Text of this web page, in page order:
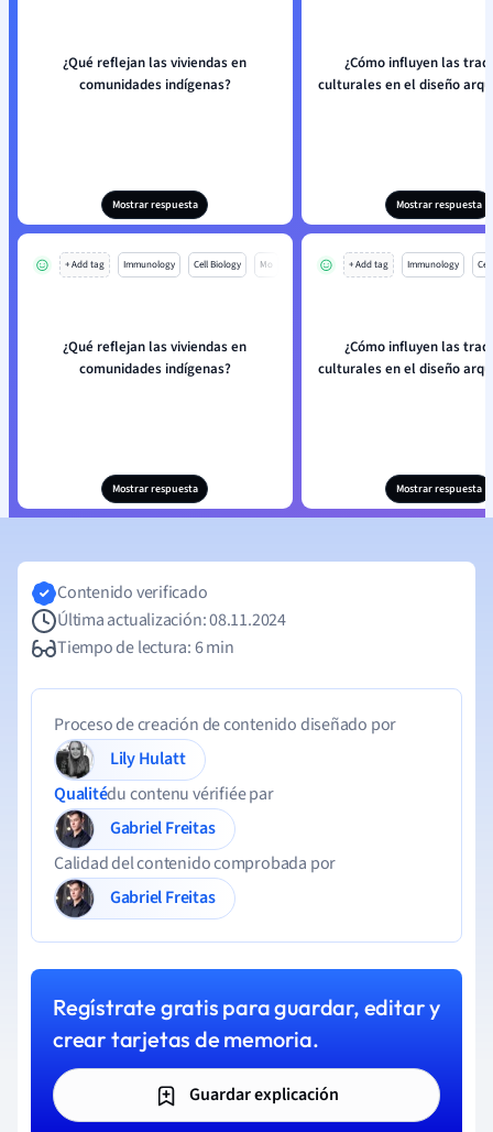
¿Qué reflejan las viviendas en
comunidades indígenas?
Mostrar respuesta
¿Cómo influyen las
culturales en el diseño
Mostrar respuesta
+ Add tag Immunology Cell Biology Mo
¿Qué reflejan las viviendas en
comunidades indígenas?
Mostrar respuesta
+ Add tag Immunology
¿Cómo influyen las
culturales en el diseño
Mostrar respuesta
Contenido verificado
Última actualización: 08.11.2024
Tiempo de lectura: 6 min
Proceso de creación de contenido diseñado por
Lily Hulatt
Qualitédu contenu vérifiée par
Gabriel Freitas
Calidad del contenido comprobada por
Gabriel Freitas
Regístrate gratis para guardar, editar y
crear tarjetas de memoria.
Guardar explicación